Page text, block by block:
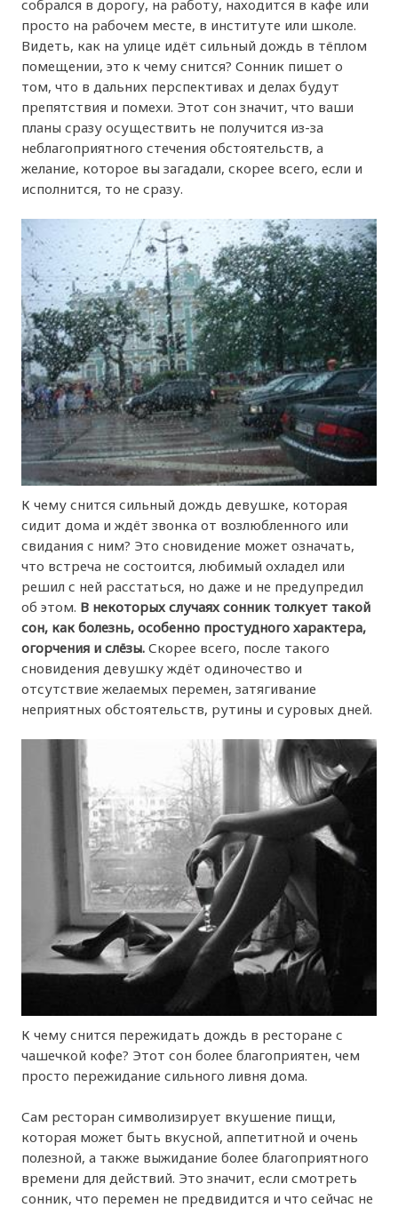
собрался в дорогу, на работу, находится в кафе или
просто на рабочем месте, в институте или школе.
Видеть, как на улице идёт сильный дождь в тёплом
помещении, это к чему снится? Сонник пишет о
том, что в дальних перспективах и делах будут
препятствия и помехи. Этот сон значит, что ваши
планы сразу осуществить не получится из-за
неблагоприятного стечения обстоятельств, а
желание, которое вы загадали, скорее всего, если и
исполнится, то не сразу.
К чему снится сильный дождь девушке, которая
сидит дома и ждёт звонка от возлюбленного или
свидания с ним? Это сновидение может означать,
что встреча не состоится, любимый охладел или
решил с ней расстаться, но даже и не предупредил
об этом. В некоторых случаях сонник толкует такой
сон, как болезнь, особенно простудного характера,
огорчения и слёзы. Скорее всего, после такого
сновидения девушку ждёт одиночество и
отсутствие желаемых перемен, затягивание
неприятных обстоятельств, рутины и суровых дней.
К чему снится пережидать дождь в ресторане с
чашечкой кофе? Этот сон более благоприятен, чем
просто пережидание сильного ливня дома.
Сам ресторан символизирует вкушение пищи,
которая может быть вкусной, аппетитной и очень
полезной, а также выжидание более благоприятного
времени для действий. Это значит, если смотреть
сонник, что перемен не предвидится и что сейчас не